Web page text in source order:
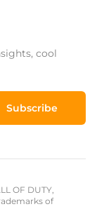
cool
Subscribe
OF DUTY,
of